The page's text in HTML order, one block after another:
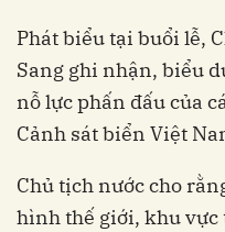
Phát biểu tại buổi lễ,
Sang ghi nhận, biểu
nỗ lực phấn đấu của
Cảnh sát biển Việt
Chủ tịch nước cho
hình thế giới, khu